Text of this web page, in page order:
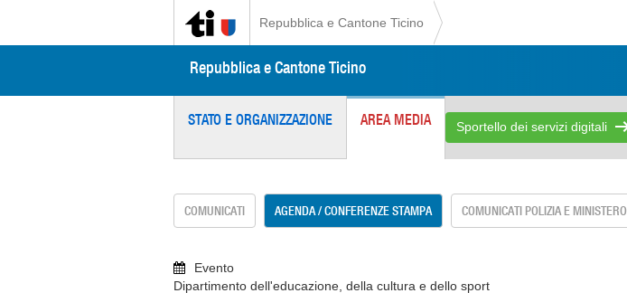
Repubblica e Cantone Ticino
Repubblica e Cantone Ticino
STATO E ORGANIZZAZIONE AREA MEDIA Sportello dei servizi digitali
COMUNICATI AGENDA / CONFERENZE STAMPA COMUNICATI POLIZIA E MINISTERO
Evento
Dipartimento dell'educazione, della cultura e dello sport